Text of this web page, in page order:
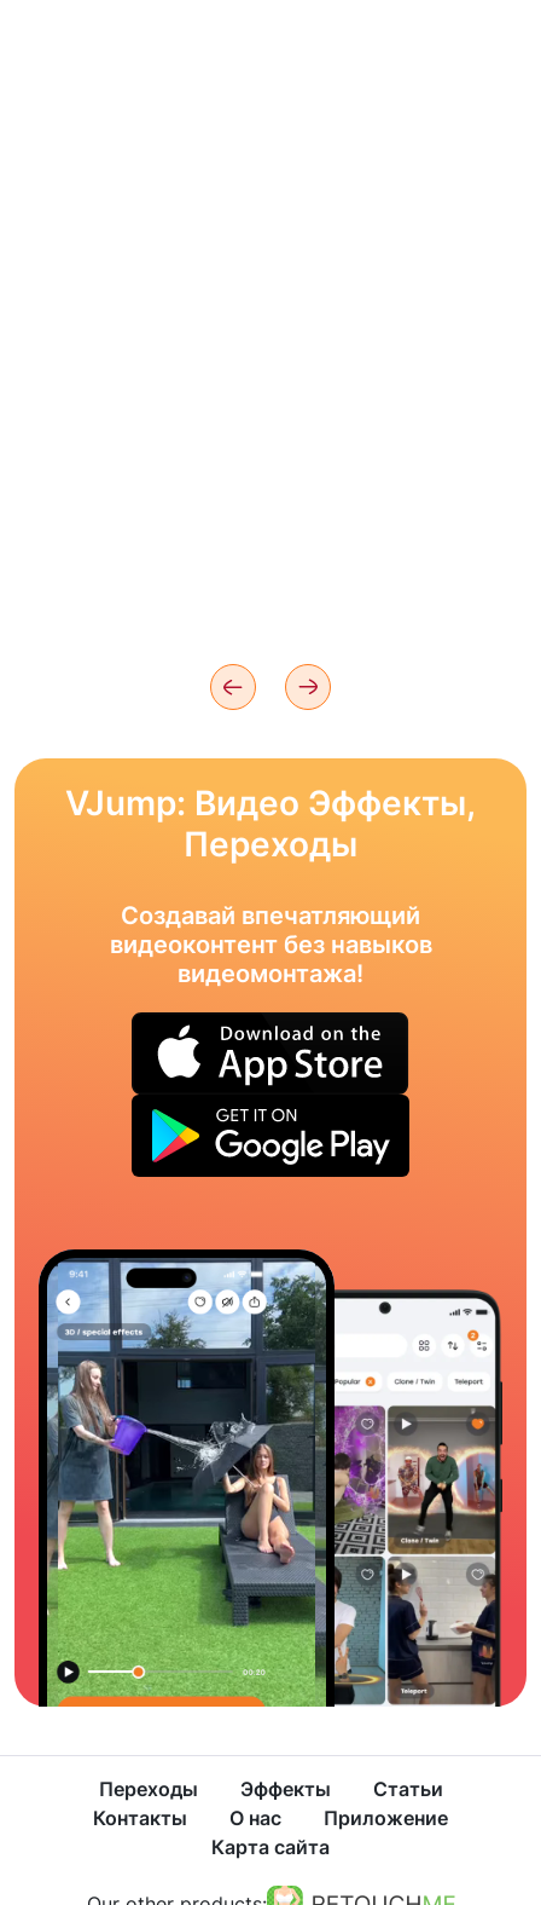
VJump: Видео Эффекты,
Переходы
Создавай впечатляющий
видеоконтент без навыков
видеомонтажа!
Переходы Эффекты
Статьи
Контакты
О нас
Приложение
Карта сайта